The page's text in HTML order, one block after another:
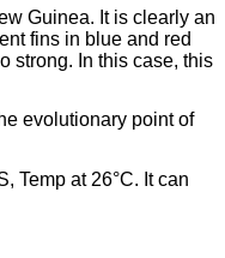
Guinea. It is clearly an
fins in blue and red
strong. In this case, this
evolutionary point of
, Temp at 26°C. It can